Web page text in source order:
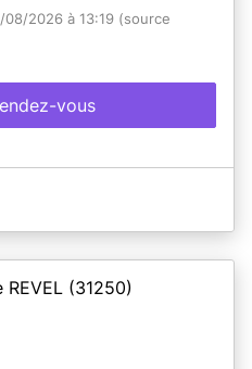
2026 à 13:19 (source
vous
REVEL (31250)